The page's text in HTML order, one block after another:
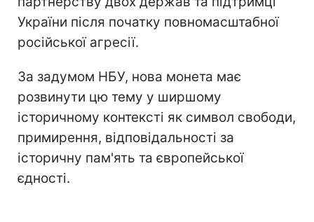
України після початку повномасштабної
російської агресії.
За задумом НБУ, нова монета має
розвинути цю тему у ширшому
історичному контексті як символ свободи,
примирення, відповідальності за
історичну пам'ять та європейської
єдності.